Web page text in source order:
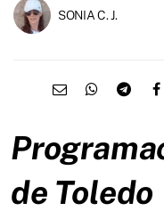
SONIA C. J.
de Toledo